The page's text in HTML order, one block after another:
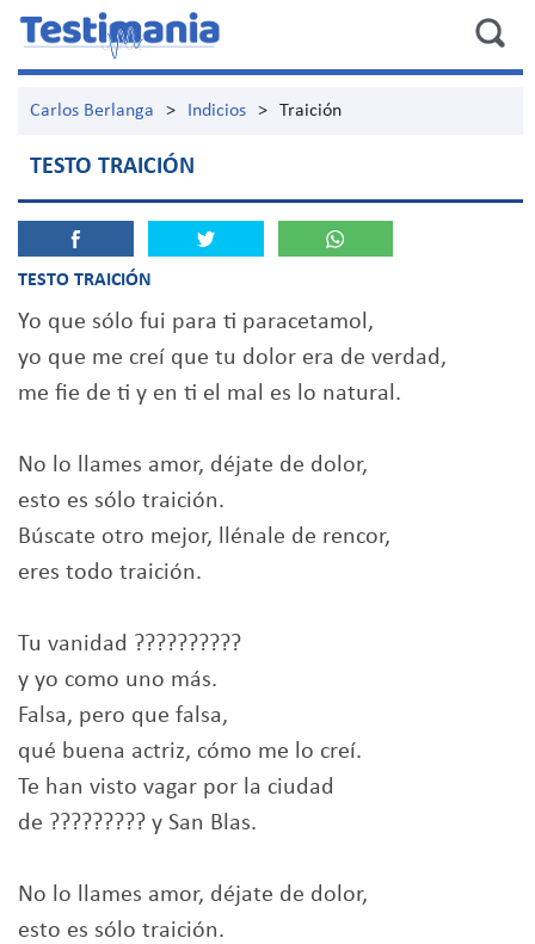
Carlos Berlanga > Indicios > Traición
TESTO TRAICIÓN
TESTO TRAICIÓN
Yo que sólo fui para ti paracetamol,
yo que me creí que tu dolor era de verdad,
me fie de ti y en ti el mal es lo natural.
No lo llames amor, déjate de dolor,
esto es sólo traición.
Búscate otro mejor, llénale de rencor,
eres todo traición.
Tu vanidad ??????????
y yo como uno más.
Falsa, pero que falsa,
qué buena actriz, cómo me lo creí.
Te han visto vagar por la ciudad
de ????????? y San Blas.
No lo llames amor, déjate de dolor,
esto es sólo traición.